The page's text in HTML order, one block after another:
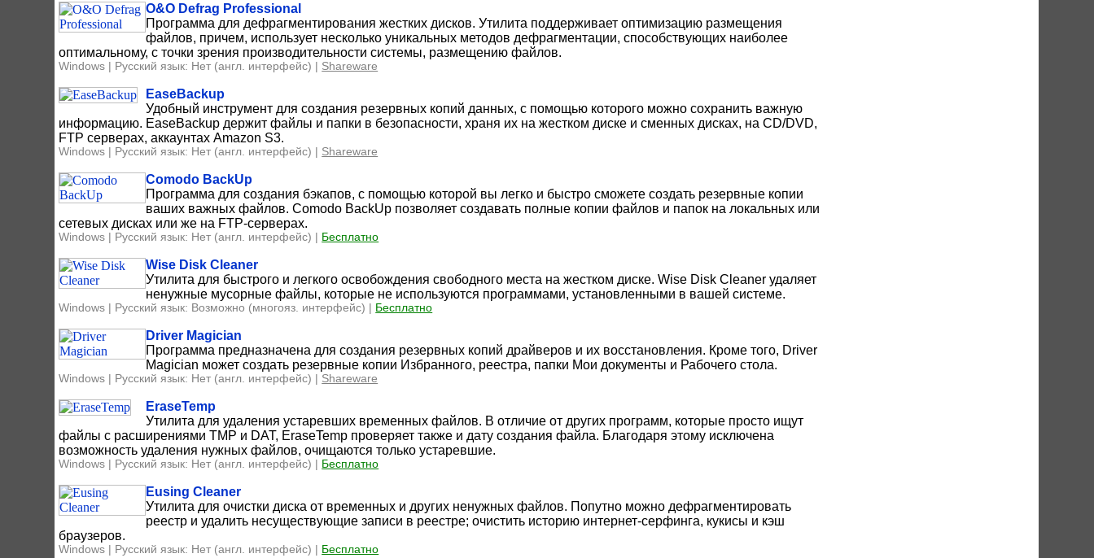
O&O Defrag Professional
Программа для дефрагментирования жестких дисков. Утилита поддерживает оптимизацию размещения
файлов, причем, использует несколько уникальных методов дефрагментации, способствующих наиболее
оптимальному, с точки зрения производительности системы, размещению файлов.
Windows | Русский язык: Нет (англ. интерфейс) | Shareware
EaseBackup
Удобный инструмент для создания резервных копий данных, с помощью которого можно сохранить важную
информацию. EaseBackup держит файлы и папки в безопасности, храня их на жестком диске и сменных дисках, на CD/DVD,
FTP серверах, аккаунтах Amazon S3.
Windows | Русский язык: Нет (англ. интерфейс) | Shareware
Comodo BackUp
Программа для создания бэкапов, с помощью которой вы легко и быстро сможете создать резервные копии
ваших важных файлов. Comodo BackUp позволяет создавать полные копии файлов и папок на локальных или
сетевых дисках или же на FTP-серверах.
Windows | Русский язык: Нет (англ. интерфейс) | Бесплатно
Wise Disk Cleaner
Утилита для быстрого и легкого освобождения свободного места на жестком диске. Wise Disk Cleaner удаляет
ненужные мусорные файлы, которые не используются программами, установленными в вашей системе.
Windows | Русский язык: Возможно (многояз. интерфейс) | Бесплатно
Driver Magician
Программа предназначена для создания резервных копий драйверов и их восстановления. Кроме того, Driver
Magician может создать резервные копии Избранного, реестра, папки Мои документы и Рабочего стола.
Windows | Русский язык: Нет (англ. интерфейс) | Shareware
EraseTemp
Утилита для удаления устаревших временных файлов. В отличие от других программ, которые просто ищут
файлы с расширениями TMP и DAT, EraseTemp проверяет также и дату создания файла. Благодаря этому исключена
возможность удаления нужных файлов, очищаются только устаревшие.
Windows | Русский язык: Нет (англ. интерфейс) | Бесплатно
Eusing Cleaner
Утилита для очистки диска от временных и других ненужных файлов. Попутно можно дефрагментировать
реестр и удалить несуществующие записи в реестре; очистить историю интернет-серфинга, кукисы и кэш
браузеров.
Windows | Русский язык: Нет (англ. интерфейс) | Бесплатно